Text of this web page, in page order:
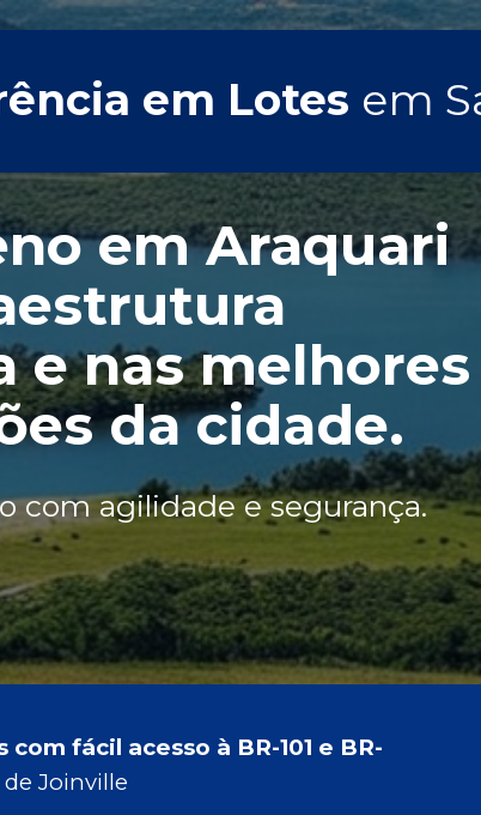
em Lotes em
em Araquari
e nas melhores
da cidade.
com agilidade e segurança.
com fácil acesso à BR-101 e BR-
Joinville